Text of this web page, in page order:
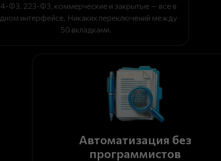
ФЗ, 223-ФЗ, коммерческие и закрытые — все в
интерфейсе. Никаких переключений между
50 вкладками.
Автоматизация без
программистов